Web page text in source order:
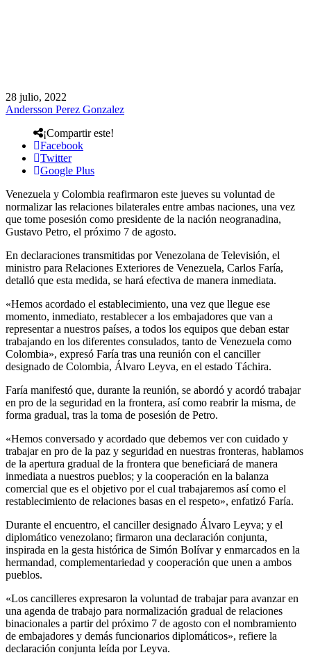
28 julio, 2022
Andersson Perez Gonzalez
¡Compartir este!
Facebook
Twitter
Google Plus
Venezuela y Colombia reafirmaron este jueves su voluntad de
normalizar las relaciones bilaterales entre ambas naciones, una vez
que tome posesión como presidente de la nación neogranadina,
Gustavo Petro, el próximo 7 de agosto.
En declaraciones transmitidas por Venezolana de Televisión, el
ministro para Relaciones Exteriores de Venezuela, Carlos Faría,
detalló que esta medida, se hará efectiva de manera inmediata.
«Hemos acordado el establecimiento, una vez que llegue ese
momento, inmediato, restablecer a los embajadores que van a
representar a nuestros países, a todos los equipos que deban estar
trabajando en los diferentes consulados, tanto de Venezuela como
Colombia», expresó Faría tras una reunión con el canciller
designado de Colombia, Álvaro Leyva, en el estado Táchira.
Faría manifestó que, durante la reunión, se abordó y acordó trabajar
en pro de la seguridad en la frontera, así como reabrir la misma, de
forma gradual, tras la toma de posesión de Petro.
«Hemos conversado y acordado que debemos ver con cuidado y
trabajar en pro de la paz y seguridad en nuestras fronteras, hablamos
de la apertura gradual de la frontera que beneficiará de manera
inmediata a nuestros pueblos; y la cooperación en la balanza
comercial que es el objetivo por el cual trabajaremos así como el
restablecimiento de relaciones basas en el respeto», enfatizó Faría.
Durante el encuentro, el canciller designado Álvaro Leyva; y el
diplomático venezolano; firmaron una declaración conjunta,
inspirada en la gesta histórica de Simón Bolívar y enmarcados en la
hermandad, complementariedad y cooperación que unen a ambos
pueblos.
«Los cancilleres expresaron la voluntad de trabajar para avanzar en
una agenda de trabajo para normalización gradual de relaciones
binacionales a partir del próximo 7 de agosto con el nombramiento
de embajadores y demás funcionarios diplomáticos», refiere la
declaración conjunta leída por Leyva.